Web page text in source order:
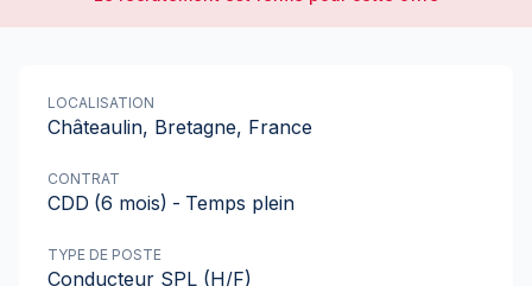
LOCALISATION
Châteaulin, Bretagne, France
CONTRAT
CDD (6 mois) - Temps plein
TYPE DE POSTE
Conducteur SPL (H/F)